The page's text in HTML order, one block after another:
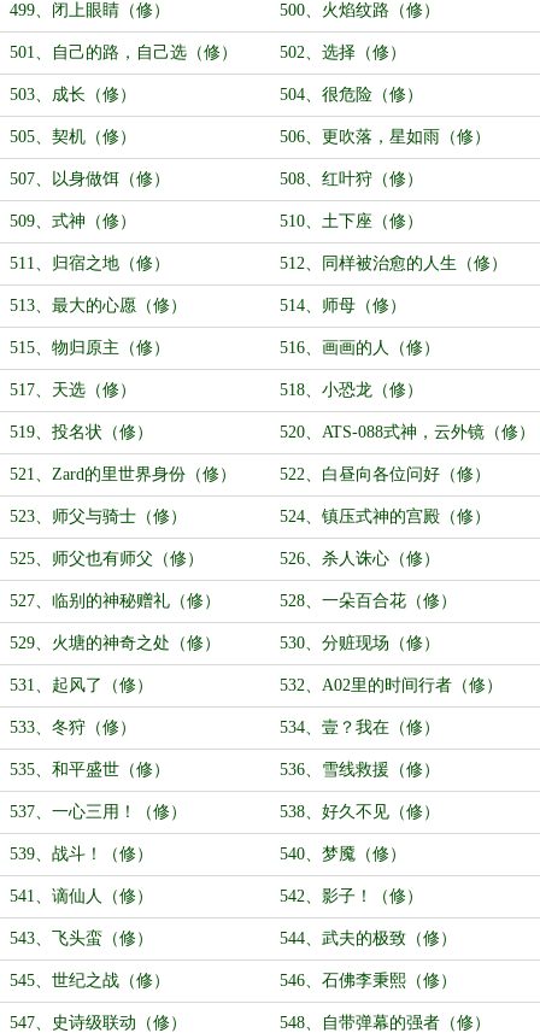
499、闭上眼睛（修） 500、火焰纹路（修）
501、自己的路，自己选（修） 502、选择（修）
503、成长（修） 504、很危险（修）
505、契机（修） 506、更吹落，星如雨（修）
507、以身做饵（修） 508、红叶狩（修）
509、式神（修） 510、土下座（修）
511、归宿之地（修） 512、同样被治愈的人生（修）
513、最大的心愿（修） 514、师母（修）
515、物归原主（修） 516、画画的人（修）
517、天选（修） 518、小恐龙（修）
519、投名状（修） 520、ATS-088式神，云外镜（修）
521、Zard的里世界身份（修） 522、白昼向各位问好（修）
523、师父与骑士（修） 524、镇压式神的宫殿（修）
525、师父也有师父（修） 526、杀人诛心（修）
527、临别的神秘赠礼（修） 528、一朵百合花（修）
529、火塘的神奇之处（修） 530、分赃现场（修）
531、起风了（修） 532、A02里的时间行者（修）
533、冬狩（修） 534、壹？我在（修）
535、和平盛世（修） 536、雪线救援（修）
537、一心三用！（修） 538、好久不见（修）
539、战斗！（修） 540、梦魇（修）
541、谪仙人（修） 542、影子！（修）
543、飞头蛮（修） 544、武夫的极致（修）
545、世纪之战（修） 546、石佛李秉熙（修）
547、史诗级联动（修） 548、自带弹幕的强者（修）